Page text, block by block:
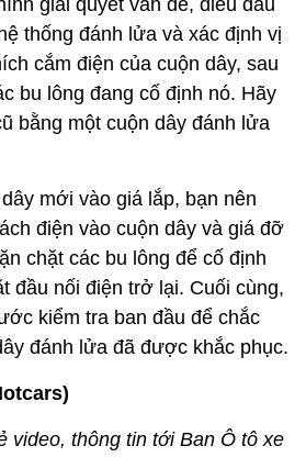
giải quyết vấn đề, điều đầu
thống đánh lửa và xác định vị
cắm điện của cuộn dây, sau
bu lông đang cố định nó. Hãy
bằng một cuộn dây đánh lửa
mới vào giá lắp, bạn nên
điện vào cuộn dây và giá đỡ
chặt các bu lông để cố định
đầu nối điện trở lại. Cuối cùng,
kiểm tra ban đầu để chắc
đánh lửa đã được khắc phục.
video, thông tin tới Ban Ô tô xe